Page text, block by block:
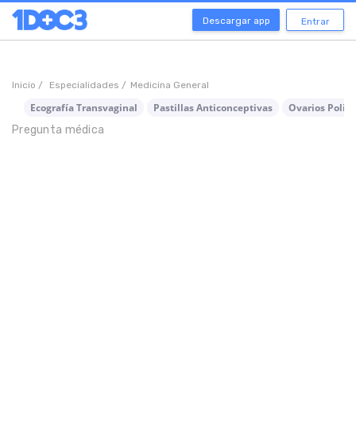
Descargar app Entrar
Inicio / Especialidades / Medicina General
Ecografía Transvaginal Pastillas Anticonceptivas
Ovarios
Pregunta médica